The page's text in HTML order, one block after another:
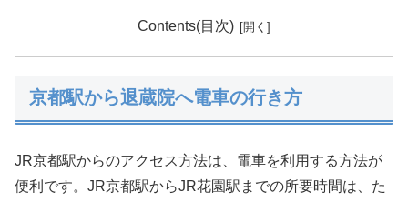
Contents(目次)
京都駅から退蔵院へ電車の行き方
JR京都駅からのアクセス方法は、電車を利用する方法が
便利です。JR京都駅からJR花園駅までの所要時間は、た